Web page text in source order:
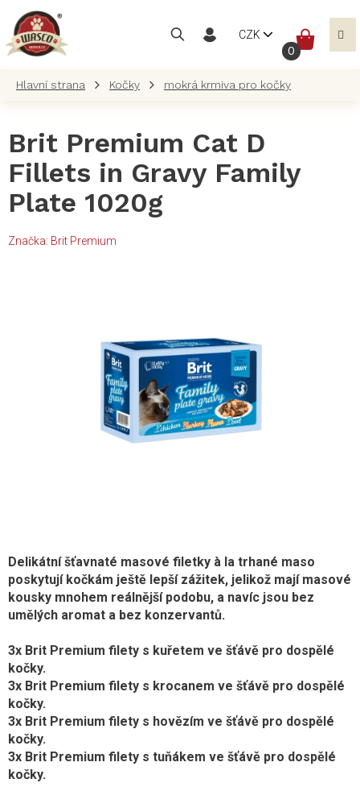
obsah
CZK
Kočky mokrá krmiva pro kočky
Brit Premium Cat D
Fillets in Gravy Family
Plate 1020g
Značka: Brit Premium
Delikátní šťavnaté masové filetky à la trhané maso
poskytují kočkám ještě lepší zážitek, jelikož mají masové
kousky mnohem reálnější podobu, a navíc jsou bez
umělých aromat a bez konzervantů.
3x Brit Premium filety s kuřetem ve šťávě pro dospělé
kočky.
3x Brit Premium filety s krocanem ve šťávě pro dospělé
kočky.
3x Brit Premium filety s hovězím ve šťávě pro dospělé
kočky.
3x Brit Premium filety s tuňákem ve šťávě pro dospělé
kočky.